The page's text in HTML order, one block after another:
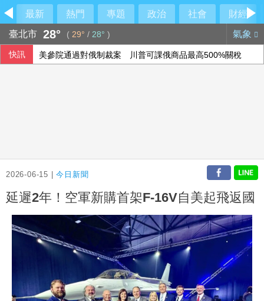
最新 熱門 專題 政治 社會
財經
臺北市 28° ( 29° / 28° ) 氣象
快訊 美參院通過對俄制裁案 川普可課俄商品最高500%關稅
2026-06-15 |今日新聞
延遲2年！空軍新購首架F-16V自美起飛返國